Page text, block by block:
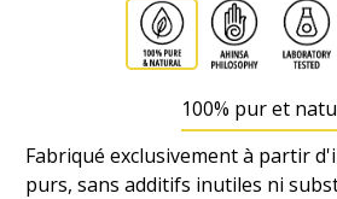
100% pur et
Fabriqué exclusivement à partir
purs, sans additifs inutiles ni